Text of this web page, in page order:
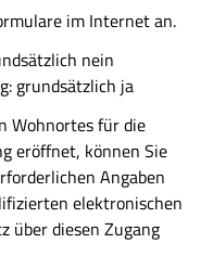
im Internet an.
nein
grundsätzlich ja
Wohnortes für die
eröffnet, können Sie
Angaben
elektronischen
über diesen Zugang